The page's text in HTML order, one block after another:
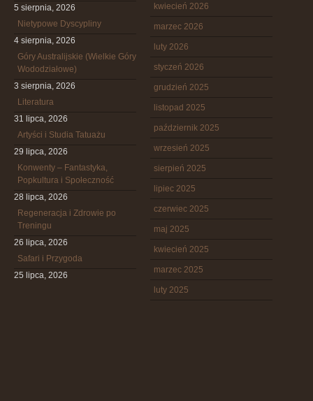
5 sierpnia, 2026
Nietypowe Dyscypliny
4 sierpnia, 2026
Góry Australijskie (Wielkie Góry
Wododziałowe)
3 sierpnia, 2026
Literatura
31 lipca, 2026
Artyści i Studia Tatuażu
29 lipca, 2026
Konwenty – Fantastyka,
Popkultura i Społeczność
28 lipca, 2026
Regeneracja i Zdrowie po
Treningu
26 lipca, 2026
Safari i Przygoda
25 lipca, 2026
kwiecień 2026
marzec 2026
luty 2026
styczeń 2026
grudzień 2025
listopad 2025
październik 2025
wrzesień 2025
sierpień 2025
lipiec 2025
czerwiec 2025
maj 2025
kwiecień 2025
marzec 2025
luty 2025